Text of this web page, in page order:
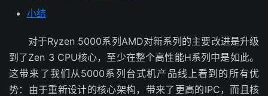
小结
对于Ryzen 5000系列AMD对新系列的主要改进是升级
到了Zen 3 CPU核心，至少在整个高性能H系列中是如此。
这带来了我们从5000系列台式机产品线上看到的所有优
势：由于重新设计的核心架构，带来了更高的IPC，而且核